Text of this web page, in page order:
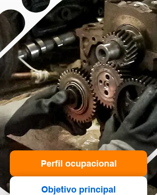
Perfil ocupacional
Objetivo principal